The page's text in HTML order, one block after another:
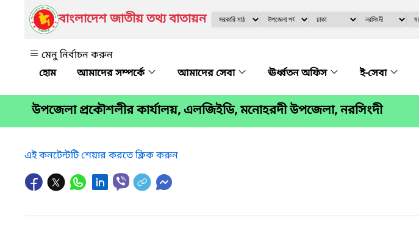
বাংলাদেশ জাতীয় তথ্য বাতায়ন
মেনু নির্বাচন করুন
আমাদের সম্পর্কে
আমাদের সেবা ঊর্ধ্বতন অফিস ই-সেবা
উপজেলা প্রকৌশলীর কার্যালয়, এলজিইডি, মনোহরদী উপজেলা, নরসিংদী
এই কনটেন্টটি শেয়ার করতে ক্লিক করুন